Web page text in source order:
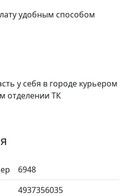
удобным способом
у себя в городе курьером
отделении ТК
6948
4937356035